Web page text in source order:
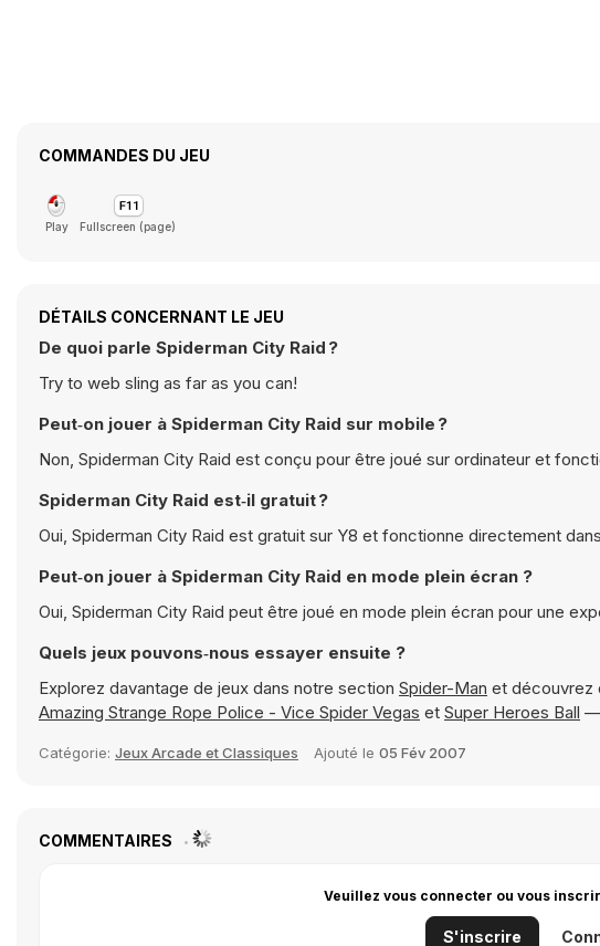
COMMANDES DU JEU
Play Fullscreen (page)
DÉTAILS CONCERNANT LE JEU
De quoi parle Spiderman City Raid ?
Try to web sling as far as you can!
Peut‑on jouer à Spiderman City Raid sur mobile ?
Non, Spiderman City Raid est conçu pour être joué sur ordinateur et
Spiderman City Raid est‑il gratuit ?
Oui, Spiderman City Raid est gratuit sur Y8 et fonctionne directement
Peut‑on jouer à Spiderman City Raid en mode plein écran ?
Oui, Spiderman City Raid peut être joué en mode plein écran pour une
Quels jeux pouvons‑nous essayer ensuite ?
Explorez davantage de jeux dans notre section Spider-Man et découvrez
Amazing Strange Rope Police - Vice Spider Vegas et Super Heroes Ball —
Catégorie: Jeux Arcade et Classiques Ajouté le 05 Fév 2007
COMMENTAIRES
Veuillez vous connecter ou vous
S'inscrire